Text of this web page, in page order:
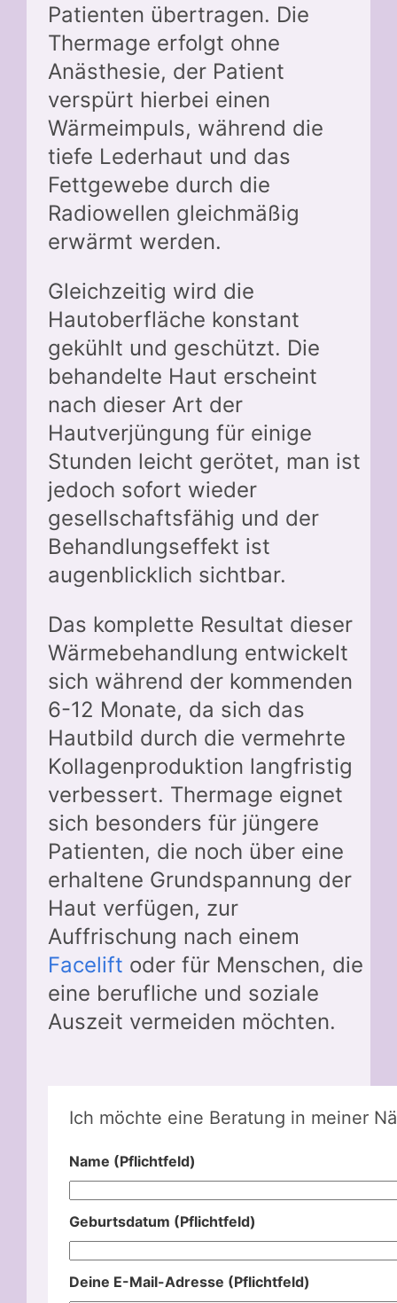
Patienten übertragen. Die
Thermage erfolgt ohne
Anästhesie, der Patient
verspürt hierbei einen
Wärmeimpuls, während die
tiefe Lederhaut und das
Fettgewebe durch die
Radiowellen gleichmäßig
erwärmt werden.
Gleichzeitig wird die
Hautoberfläche konstant
gekühlt und geschützt. Die
behandelte Haut erscheint
nach dieser Art der
Hautverjüngung für einige
Stunden leicht gerötet, man ist
jedoch sofort wieder
gesellschaftsfähig und der
Behandlungseffekt ist
augenblicklich sichtbar.
Das komplette Resultat dieser
Wärmebehandlung entwickelt
sich während der kommenden
6-12 Monate, da sich das
Hautbild durch die vermehrte
Kollagenproduktion langfristig
verbessert. Thermage eignet
sich besonders für jüngere
Patienten, die noch über eine
erhaltene Grundspannung der
Haut verfügen, zur
Auffrischung nach einem
Facelift oder für Menschen, die
eine berufliche und soziale
Auszeit vermeiden möchten.
Ich möchte eine Beratung in meiner
Name (Pflichtfeld)
Geburtsdatum (Pflichtfeld)
Deine E-Mail-Adresse (Pflichtfeld)